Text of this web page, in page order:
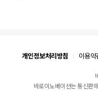
개인정보처리방침 이용약
바로이노베이션는 통신판